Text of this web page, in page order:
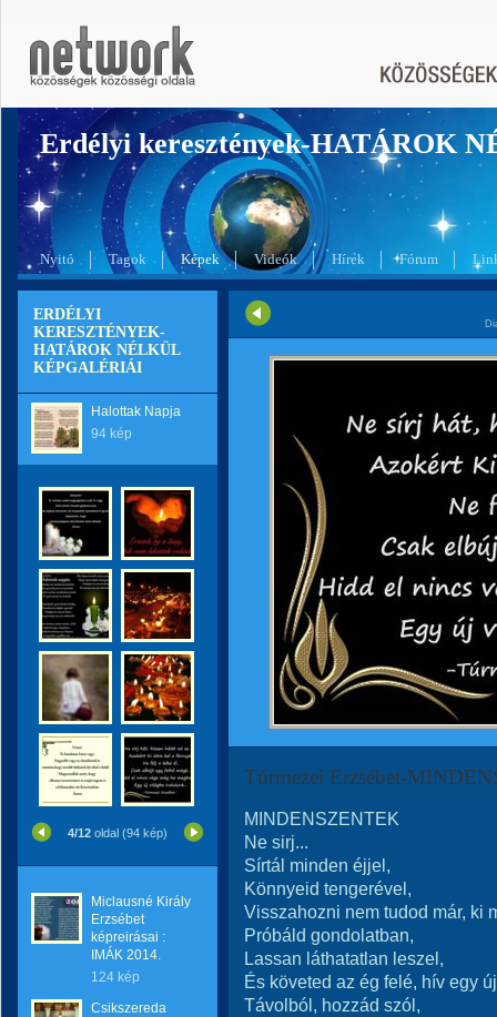
Erdélyi keresztények-HATÁROK
Nyitó Tagok Képek Videók Hírek Fórum
ERDÉLYI
KERESZTÉNYEK-
HATÁROK NÉLKÜL
KÉPGALÉRIÁI
Halottak Napja
94 kép
4/12 oldal (94 kép)
Miclausné Király
Erzsébet
képreirásai :
IMÁK 2014.
124 kép
Csikszereda
Túrmezei Erzsébet-
MINDENSZENTEK
Ne sirj...
Sírtál minden éjjel,
Könnyeid tengerével,
Visszahozni nem tudod már, ki
Próbáld gondolatban,
Lassan láthatatlan leszel,
És követed az ég felé, hív egy
Távolból, hozzád szól,